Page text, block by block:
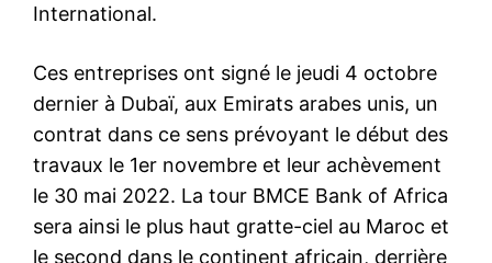
International.
Ces entreprises ont signé le jeudi 4 octobre
dernier à Dubaï, aux Emirats arabes unis, un
contrat dans ce sens prévoyant le début des
travaux le 1er novembre et leur achèvement
le 30 mai 2022. La tour BMCE Bank of Africa
sera ainsi le plus haut gratte-ciel au Maroc et
le second dans le continent africain, derrière